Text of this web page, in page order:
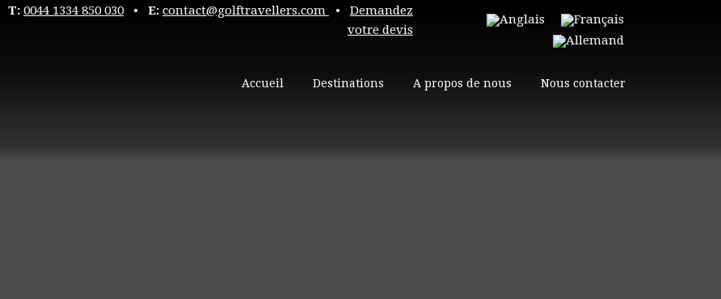
T: 0044 1334 850 030• E: contact@golftravellers.com • Demandez
votre devis
Accueil Destinations A propos de nous Nous contacter